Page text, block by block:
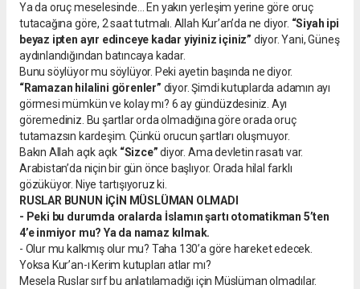
Ya da oruç meselesinde… En yakın yerleşim yerine göre oruç
tutacağına göre, 2 saat tutmalı. Allah Kur’an’da ne diyor. “Siyah ipi
beyaz ipten ayır edinceye kadar yiyiniz içiniz” diyor. Yani, Güneş
aydınlandığından batıncaya kadar.
Bunu söylüyor mu söylüyor. Peki ayetin başında ne diyor.
“Ramazan hilalini görenler” diyor. Şimdi kutuplarda adamın ayı
görmesi mümkün ve kolay mı? 6 ay gündüzdesiniz. Ayı
göremediniz. Bu şartlar orda olmadığına göre orada oruç
tutamazsın kardeşim. Çünkü orucun şartları oluşmuyor.
Bakın Allah açık açık “Sizce”diyor. Ama devletin rasatı var.
Arabistan’da niçin bir gün önce başlıyor. Orada hilal farklı
gözüküyor. Niye tartışıyoruz ki.
RUSLAR BUNUN İÇİN MÜSLÜMAN OLMADI
- Peki bu durumda oralarda İslamın şartı otomatikman 5’ten
4’e inmiyor mu? Ya da namaz kılmak.
- Olur mu kalkmış olur mu? Taha 130’a göre hareket edecek.
Yoksa Kur’an-ı Kerim kutupları atlar mı?
Mesela Ruslar sırf bu anlatılamadığı için Müslüman olmadılar.